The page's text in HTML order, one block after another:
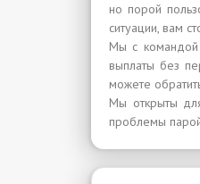
но порой
ситуации, вам
Мы с командой
выплаты без
можете
Мы открыты
проблемы